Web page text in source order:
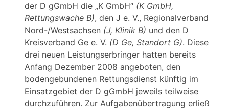
der D gGmbH die „K GmbH“ (K GmbH,
Rettungswache B), den J e. V., Regionalverband
Nord-/Westsachsen (J, Klinik B) und den D
Kreisverband Ge e. V. (D Ge, Standort G). Diese
drei neuen Leistungserbringer hatten bereits
Anfang Dezember 2008 angeboten, den
bodengebundenen Rettungsdienst künftig im
Einsatzgebiet der D gGmbH jeweils teilweise
durchzuführen. Zur Aufgabenübertragung erließ